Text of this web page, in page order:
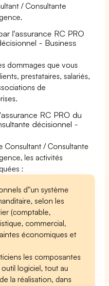
/ Consultante
l'assurance RC PRO
- Business
dommages que vous
prestataires, salariés,
de
RC PRO du
décisionnel -
Consultant / Consultante
les activités
:
d''un système
selon les
(comptable,
commercial,
économiques et
les composantes
logiciel, tout au
la réalisation, dans